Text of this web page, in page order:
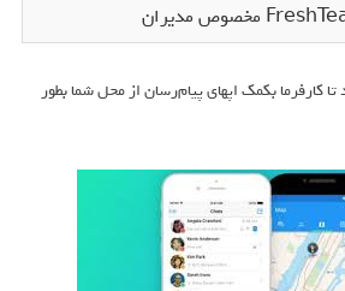
کارفرما بکمک اپهای پیام‌رسان از محل شما بطور